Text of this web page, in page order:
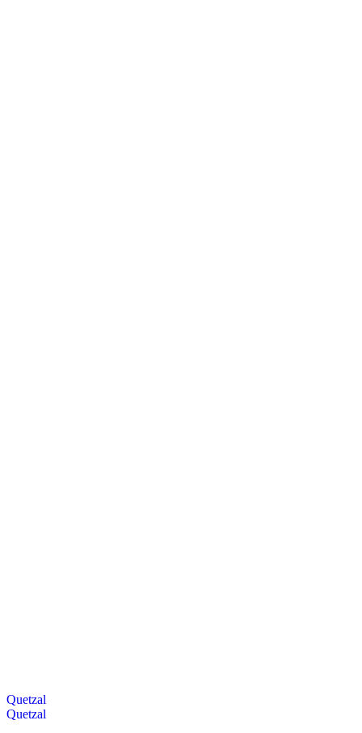
Quetzal
Quetzal